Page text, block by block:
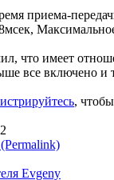
приема-
что имеет
все включено и
,